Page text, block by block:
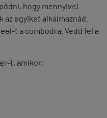
hogy mennyivel
egyiket alkalmaznád.
t a combodra. Vedd fel a
t, amikor: